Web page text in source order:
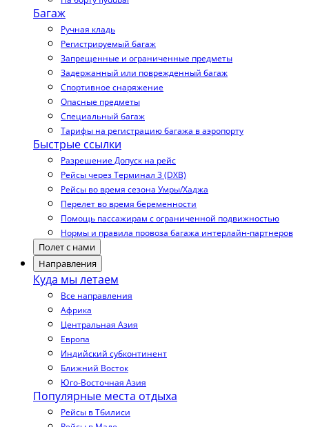
Багаж
Ручная кладь
Регистрируемый багаж
Запрещенные и ограниченные предметы
Задержанный или поврежденный багаж
Спортивное снаряжение
Опасные предметы
Специальный багаж
Тарифы на регистрацию багажа в аэропорту
Быстрые ссылки
Разрешение Допуск на рейс
Рейсы через Терминал 3 (DXB)
Рейсы во время сезона Умры/Хаджа
Перелет во время беременности
Помощь пассажирам с ограниченной подвижностью
Нормы и правила провоза багажа интерлайн-партнеров
Полет с нами
Направления
Куда мы летаем
Все направления
Африка
Центральная Азия
Европа
Индийский субконтинент
Ближний Восток
Юго-Восточная Азия
Популярные места отдыха
Рейсы в Тбилиси